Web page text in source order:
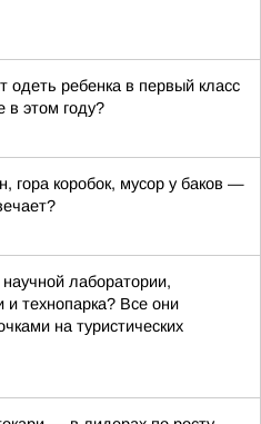
одеть ребенка в первый класс
в этом году?
гора коробок, мусор у баков —
лаборатории,
и технопарка? Все они
на туристических